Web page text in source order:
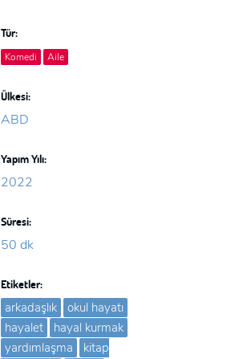
Tür:
Komedi Aile
Ülkesi:
ABD
Yapım Yılı:
2022
Süresi:
50 dk
Etiketler:
arkadaşlık
okul hayatı
hayalet
hayal kurmak
yardımlaşma
kitap